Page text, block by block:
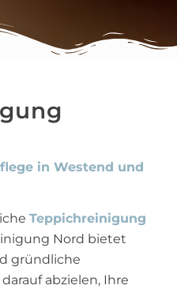
in Westend und
Teppichreinigung
Nord bietet
gründliche
abzielen, Ihre